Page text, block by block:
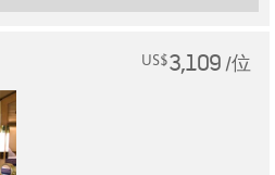
US$3,109 /位